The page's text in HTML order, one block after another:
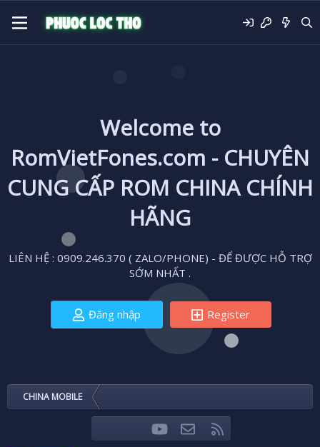
Welcome to
RomVietFones.com - CHUYÊN
CUNG CẤP ROM CHINA CHÍNH
HÃNG
LIÊN HỆ : 0909.246.370 ( ZALO/PHONE) - ĐỂ ĐƯỢC HỖ TRỢ
SỚM NHẤT .
Đăng nhập Register
CHINA MOBILE
FacebookTwitteryoutubeLiên hệ